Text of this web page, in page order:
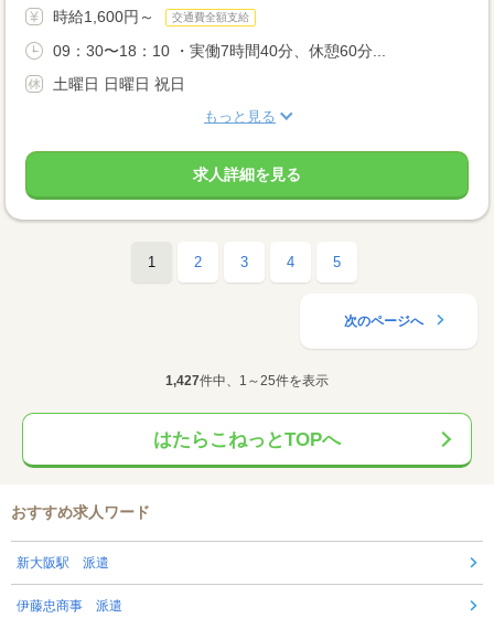
時給1,600円～ 交通費全額支給
09：30〜18：10 ・実働7時間40分、休憩60分...
土曜日 日曜日 祝日
もっと見る
求人詳細を見る
1 2 3 4 5
次のページへ
1,427件中、1～25件を表示
はたらこねっとTOPへ
おすすめ求人ワード
新大阪駅 派遣
伊藤忠商事 派遣